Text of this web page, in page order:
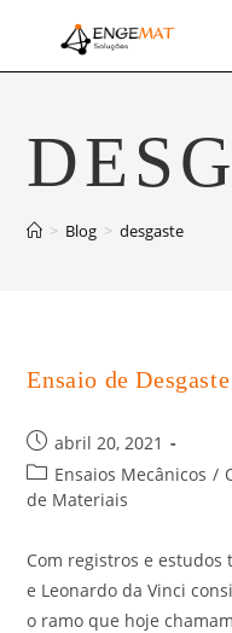
> Blog > desgaste
Ensaio de Desgaste
abril 20, 2021
Ensaios Mecânicos /
de Materiais
Com registros e
e Leonardo da Vinci
o ramo que hoje